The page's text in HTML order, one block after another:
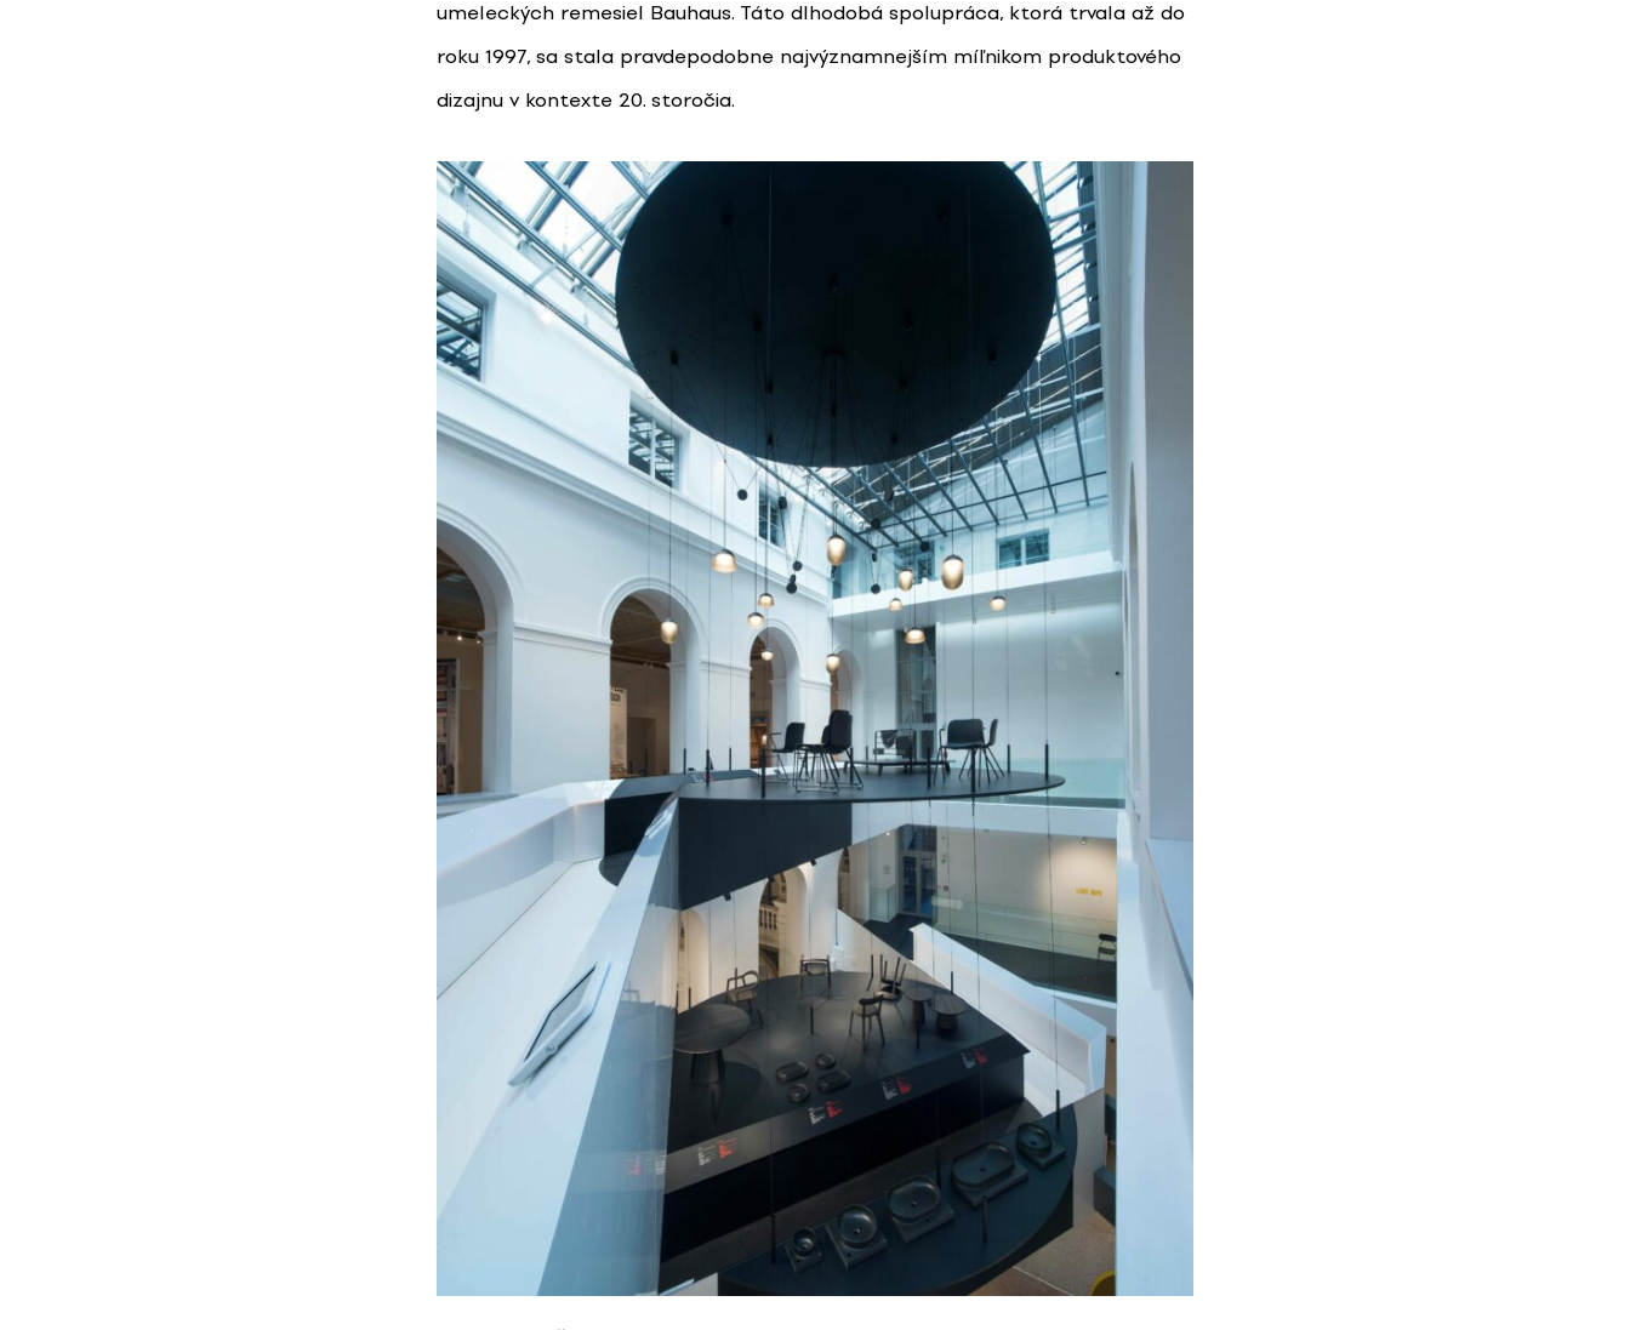
umeleckých remesiel Bauhaus. Táto dlhodobá spolupráca, ktorá trvala až do
roku 1997, sa stala pravdepodobne najvýznamnejším míľnikom produktového
dizajnu v kontexte 20. storočia.